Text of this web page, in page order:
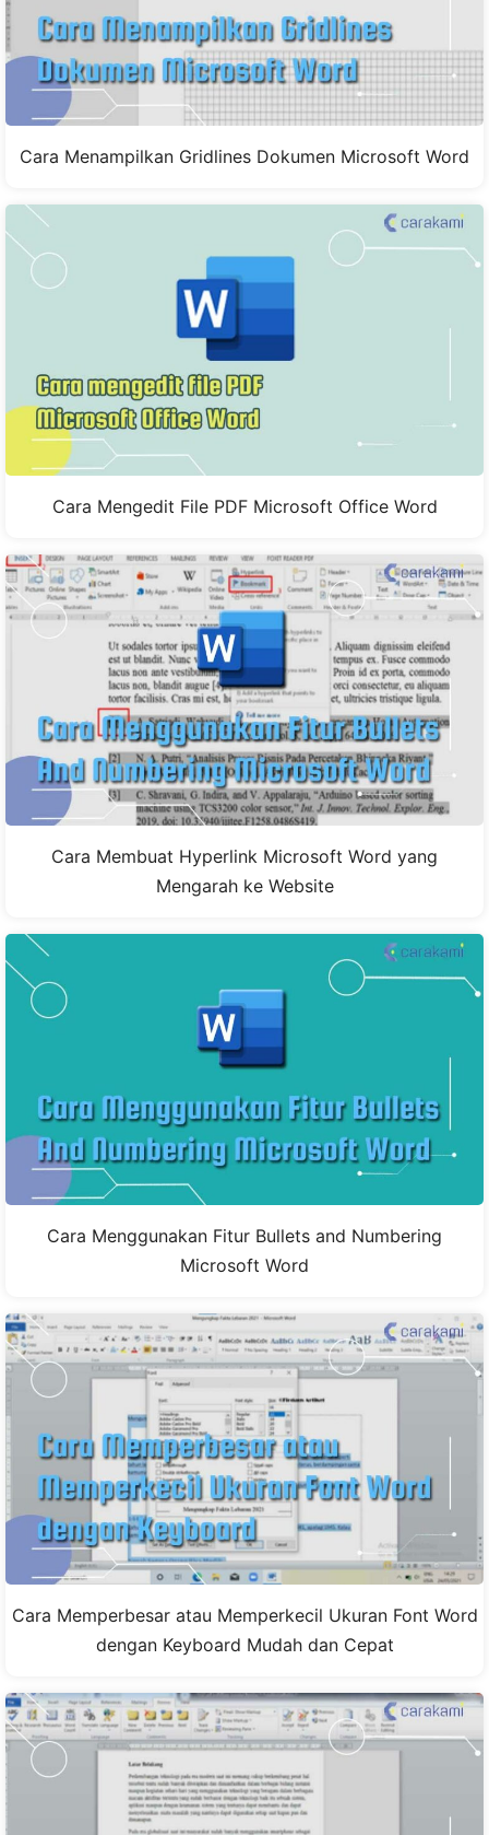
Cara Menampilkan Gridlines Dokumen Microsoft Word
Cara Mengedit File PDF Microsoft Office Word
Cara Membuat Hyperlink Microsoft Word yang
Mengarah ke Website
Cara Menggunakan Fitur Bullets and Numbering
Microsoft Word
Cara Memperbesar atau Memperkecil Ukuran Font Word
dengan Keyboard Mudah dan Cepat